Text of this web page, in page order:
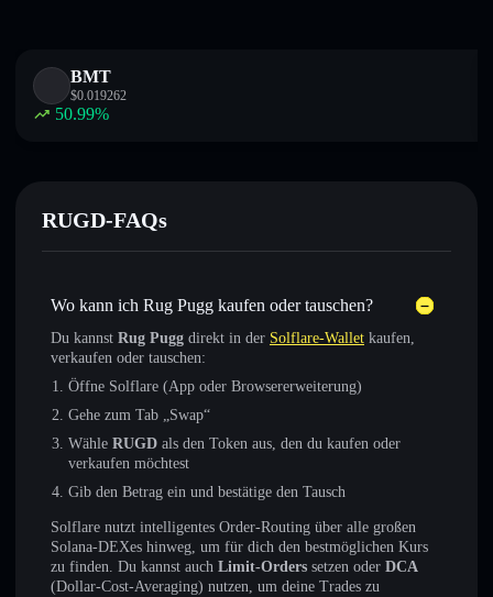
BMT
$0.019262
50.99%
RUGD-FAQs
Wo kann ich Rug Pugg kaufen oder tauschen?
Du kannst Rug Pugg direkt in der Solflare-Wallet kaufen,
verkaufen oder tauschen:
Öffne Solflare (App oder Browsererweiterung)
Gehe zum Tab „Swap“
Wähle RUGD als den Token aus, den du kaufen oder
verkaufen möchtest
Gib den Betrag ein und bestätige den Tausch
Solflare nutzt intelligentes Order-Routing über alle großen
Solana-DEXes hinweg, um für dich den bestmöglichen Kurs
zu finden. Du kannst auch Limit-Orders setzen oder DCA
(Dollar-Cost-Averaging) nutzen, um deine Trades zu